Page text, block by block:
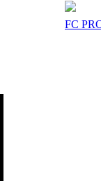
FC